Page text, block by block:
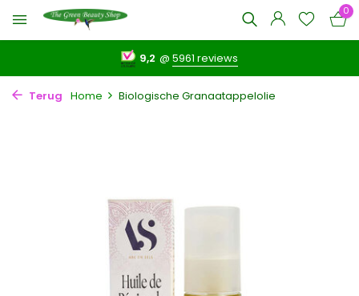
0
9,2 @5961 reviews
Terug Home Biologische Granaatappelolie